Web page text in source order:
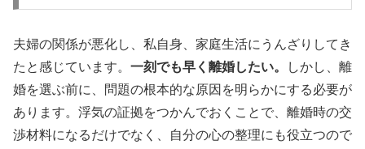
夫婦の関係が悪化し、私自身、家庭生活にうんざりしてき
たと感じています。 一刻でも早く離婚したい。
しかし、離
婚を選ぶ前に、問題の根本的な原因を明らかにする必要が
あります。浮気の証拠をつかんでおくことで、離婚時の交
渉材料になるだけでなく、自分の心の整理にも役立つので